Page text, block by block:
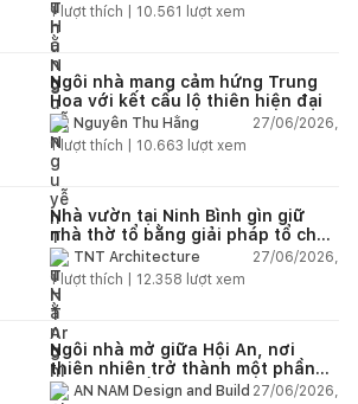
1lượt thích | 10.561 lượt xem
Ngôi nhà mang cảm hứng Trung
Hoa với kết cấu lộ thiên hiện đại
Nguyễn Thu Hằng
27/06/2026,
1lượt thích | 10.663 lượt xem
Nhà vườn tại Ninh Bình gìn giữ
nhà thờ tổ bằng giải pháp tổ chức
lại không gian
TNT Architecture
27/06/2026,
1lượt thích | 12.358 lượt xem
Ngôi nhà mở giữa Hội An, nơi
thiên nhiên trở thành một phần
của cuộc sống
AN NAM Design and Build 27/06/2026,